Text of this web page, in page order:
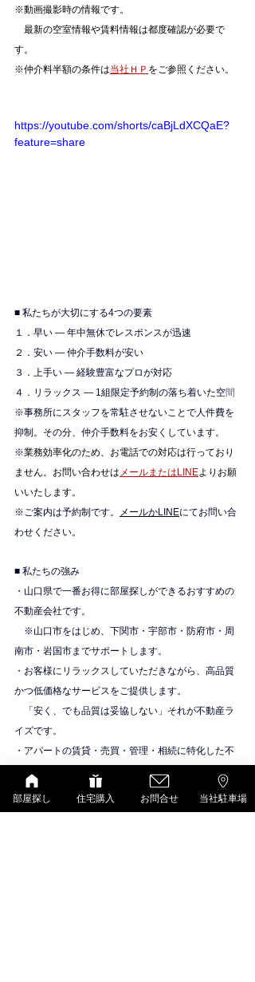
※動画撮影時の情報です。
最新の空室情報や賃料情報は都度確認が必要で
す。
※仲介料半額の条件は当社ＨＰ をご参照ください。
https://youtube.com/shorts/caBjLdXCQaE?
feature=share
■ 私たちが大切にする4つの要素
１．早い — 年中無休でレスポンスが迅速
２．安い — 仲介手数料が安い
３．上手い — 経験豊富なプロが対応
４．リラックス — 1組限定予約制の落ち着いた空間
※事務所にスタッフを常駐させないことで人件費を
抑制。その分、仲介手数料をお安くしています。
※業務効率化のため、お電話での対応は行っており
ません。お問い合わせは メールまたはLINEよりお願
いいたします。
※ご案内は予約制です。
メールかLINEにてお問い合
わせください。
■ 私たちの強み
・山口県で一番お得に部屋探しができるおすすめの
不動産会社です。
※山口市をはじめ、下関市・宇部市・防府市・周
南市・岩国市までサポートします。
・お客様にリラックスしていただきながら、高品質
かつ低価格なサービスをご提供します。
「安く、でも品質は妥協しない」それが不動産ラ
イズです。
・アパートの賃貸・売買・管理・相続に特化した不
物件紹介
D-room（大和ハウス）
部屋探し 住宅購入 お問合せ 当社駐車場